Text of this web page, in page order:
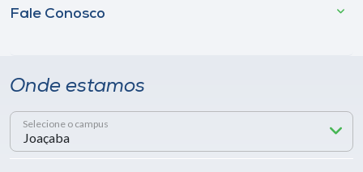
Fale Conosco
Onde estamos
Selecione o campus